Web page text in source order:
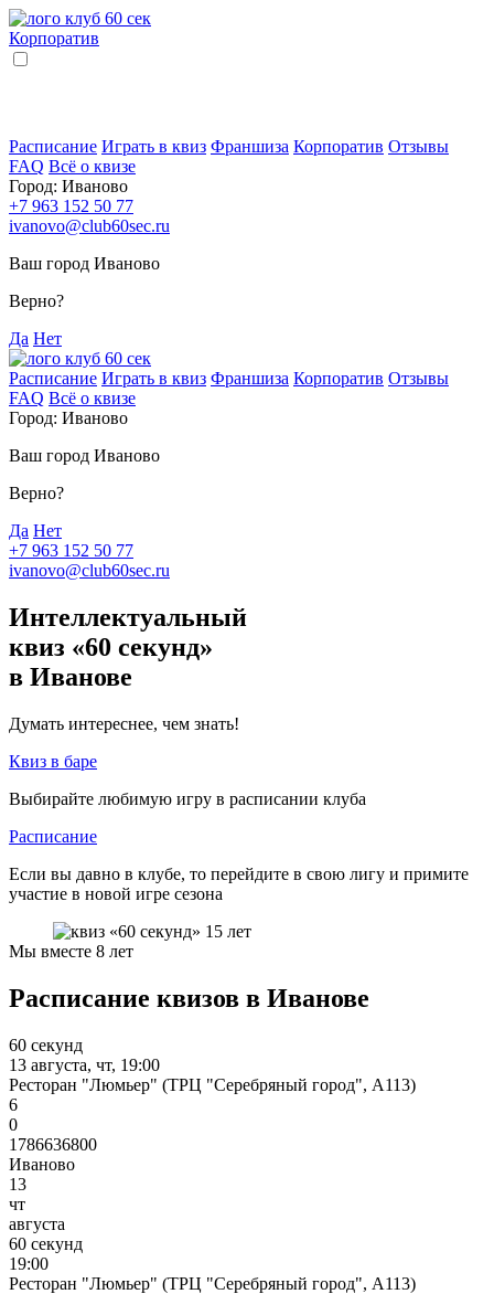
Корпоратив
Расписание Играть в квиз Франшиза Корпоратив Отзывы
FAQ Всё о квизе
Город: Иваново
+7 963 152 50 77
ivanovo@club60sec.ru
Ваш город Иваново
Верно?
Да Нет
Расписание Играть в квиз Франшиза Корпоратив Отзывы
FAQ Всё о квизе
Город: Иваново
Ваш город Иваново
Верно?
Да Нет
+7 963 152 50 77
ivanovo@club60sec.ru
Интеллектуальный
квиз «60 секунд»
в Иванове
Думать интереснее, чем знать!
Квиз в баре
Выбирайте любимую игру в расписании клуба
Расписание
Если вы давно в клубе, то перейдите в свою лигу и примите
участие в новой игре сезона
Мы вместе 8 лет
Расписание квизов в Иванове
60 секунд
13 августа, чт, 19:00
Ресторан "Люмьер" (ТРЦ "Серебряный город", А113)
6
0
1786636800
Иваново
13
чт
августа
60 секунд
19:00
Ресторан "Люмьер" (ТРЦ "Серебряный город", А113)